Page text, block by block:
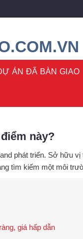
ÁN ĐÃ BÀN GIAO
này?
phát triển. Sở hữu
tìm kiếm một môi
giá hấp dẫn